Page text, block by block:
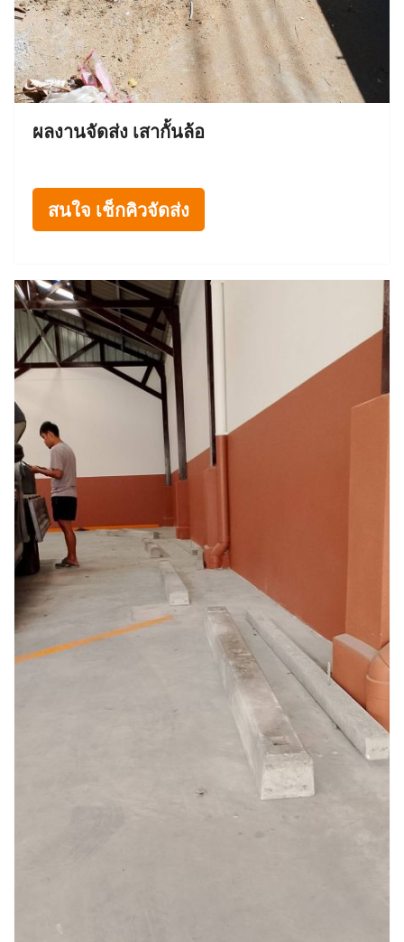
ผลงานจัดส่ง เสากั้นล้อ
สนใจ เช็กคิวจัดส่ง